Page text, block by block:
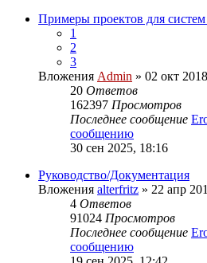
Примеры проектов для
1
2
3
Вложения Admin » 02 окт
20 Ответов
162397 Просмотров
Последнее сообщение
сообщению
30 сен 2025, 18:16
Руководство/Документация
Вложения alterfritz » 22 апр
4 Ответов
91024 Просмотров
Последнее сообщение
сообщению